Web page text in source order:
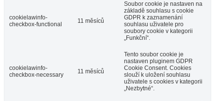
cookielawinfo-
checkbox-functional
11 měsíců
Soubor cookie je nastaven na
základě souhlasu s cookie
GDPR k zaznamenání
souhlasu uživatele pro
soubory cookie v kategorii
„Funkční“.
cookielawinfo-
checkbox-necessary
11 měsíců
Tento soubor cookie je
nastaven pluginem GDPR
Cookie Consent. Cookies
slouží k uložení souhlasu
uživatele s cookies v kategorii
„Nezbytné“.